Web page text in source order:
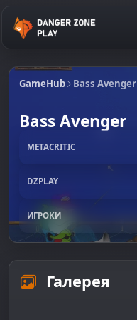
GameHub Bass Avenger
Bass Avenger
METACRITIC
DZPLAY
ИГРОКИ
Галерея